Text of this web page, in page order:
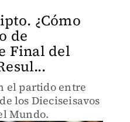
¿Cómo
de
Final del
el partido entre
los Dieciseisavos
Mundo.